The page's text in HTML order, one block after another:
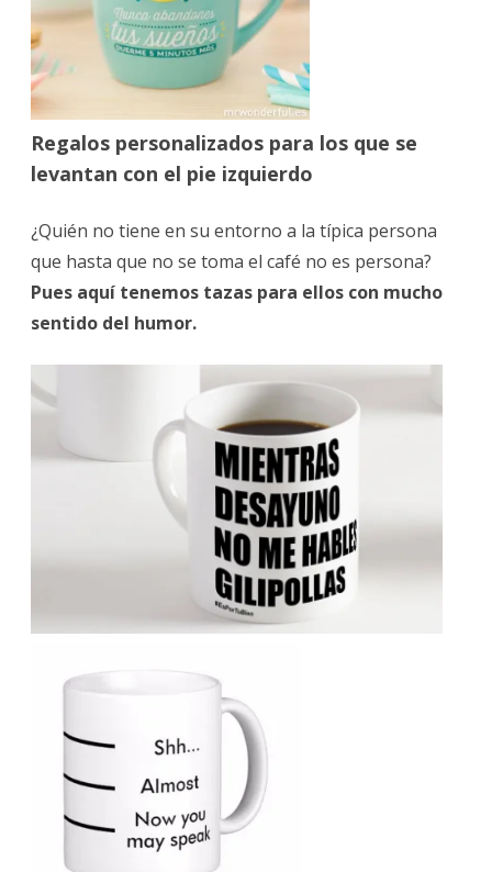
Regalos personalizados para los que se
levantan con el pie izquierdo
¿Quién no tiene en su entorno a la típica persona
que hasta que no se toma el café no es persona?
Pues aquí tenemos tazas para ellos con mucho
sentido del humor.